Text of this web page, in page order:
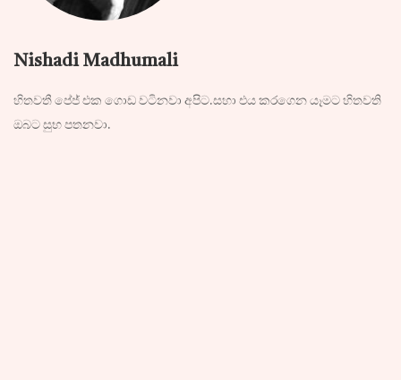
Nishadi Madhumali
හිතවතී පේජ් එක ගොඩ වටිනවා අපිට.සහා එය කරගෙන යෑමට හිතවති
ඔබට සුභ පතනවා.